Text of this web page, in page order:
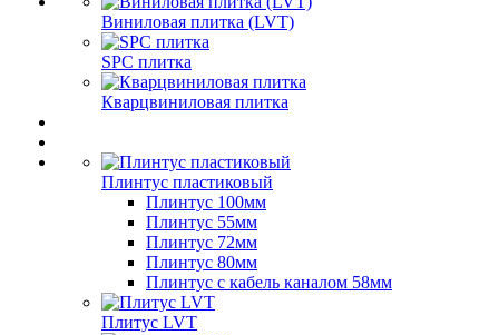
Виниловая плитка (LVT)
SPC плитка
Кварцвиниловая плитка
Плинтус пластиковый
Плинтус 100мм
Плинтус 55мм
Плинтус 72мм
Плинтус 80мм
Плинтус с кабель каналом 58мм
Плитус LVT